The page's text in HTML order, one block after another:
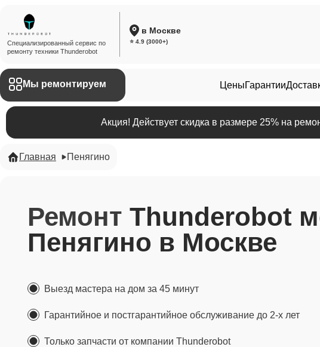
Специализированный сервис по
ремонту техники Thunderobot
в Москве
⭐ 4.9 (3000+)
Мы ремонтируем ЦеныГарантии
Акция! Действует скидка в размере 25% на
Главная Пенягино
Ремонт Thunderobot
Пенягино в Москве
Выезд мастера на дом за 45 минут
Гарантийное и постгарантийное обслуживание до 2-х лет
Только запчасти от компании Thunderobot